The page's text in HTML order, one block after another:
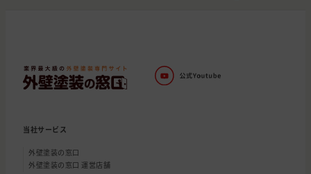
当社サービス
外壁塗装の窓口
外壁塗装の窓口 運営店舗